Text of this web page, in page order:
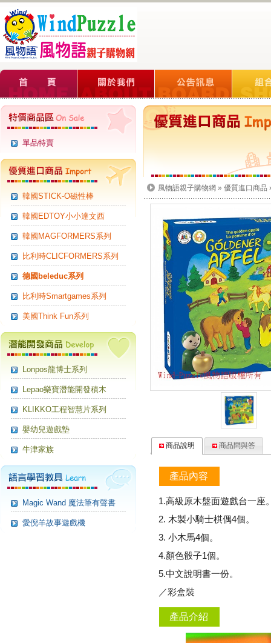
單品特賣
韓國STICK-O磁性棒
韓國EDTOY小小達文西
韓國MAGFORMERS系列
比利時CLICFORMERS系列
德國beleduc系列
比利時Smartgames系列
美國Think Fun系列
Lonpos龍博士系列
Lepao樂寶潛能開發積木
KLIKKO工程智慧片系列
嬰幼兒遊戲墊
牛津家族
Magic Wand 魔法筆有聲書
愛倪羊故事遊戲機
風物語親子購物網 » 優質進口商品
商品說明 商品問與答
產品內容
1.高級原木盤面遊戲台一座
2. 木製小騎士棋偶4個。
3. 小木馬4個。
4.顏色骰子1個。
5.中文說明書一份。
／彩盒裝
產品介紹